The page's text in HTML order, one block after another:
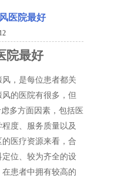
医院最好
院最好
，是每位患者都关
的医院有很多，但
多方面因素，包括医
度、服务质量以及
医疗资源来看，合
位、较为齐全的设
患者中拥有较高的